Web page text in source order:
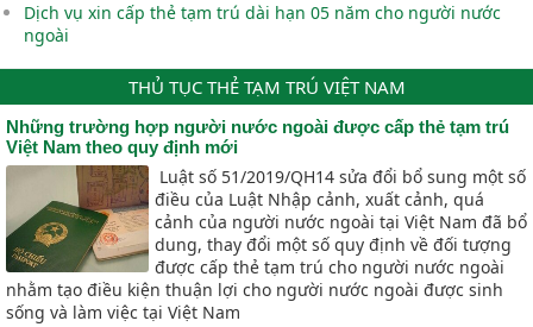
Dịch vụ xin cấp thẻ tạm trú dài hạn 05 năm cho người nước
ngoài
THỦ TỤC THẺ TẠM TRÚ VIỆT NAM
Những trường hợp người nước ngoài được cấp thẻ tạm trú
Việt Nam theo quy định mới
Luật số 51/2019/QH14 sửa đổi bổ sung một số
điều của Luật Nhập cảnh, xuất cảnh, quá
cảnh của người nước ngoài tại Việt Nam đã bổ
dung, thay đổi một số quy định về đối tượng
được cấp thẻ tạm trú cho người nước ngoài
nhằm tạo điều kiện thuận lợi cho người nước ngoài được sinh
sống và làm việc tại Việt Nam